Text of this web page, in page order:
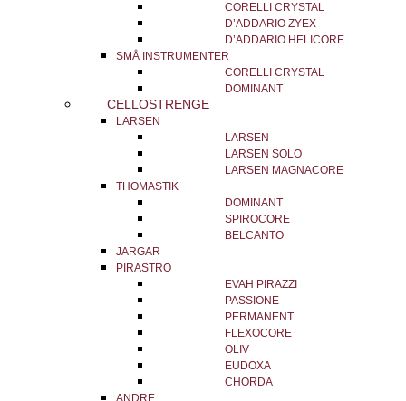
CORELLI CRYSTAL
D’ADDARIO ZYEX
D’ADDARIO HELICORE
SMÅ INSTRUMENTER
CORELLI CRYSTAL
DOMINANT
CELLOSTRENGE
LARSEN
LARSEN
LARSEN SOLO
LARSEN MAGNACORE
THOMASTIK
DOMINANT
SPIROCORE
BELCANTO
JARGAR
PIRASTRO
EVAH PIRAZZI
PASSIONE
PERMANENT
FLEXOCORE
OLIV
EUDOXA
CHORDA
ANDRE